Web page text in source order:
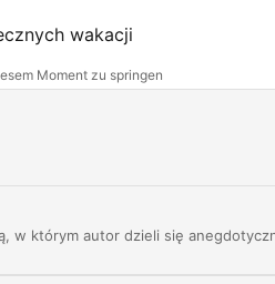
wakacji
Moment zu springen